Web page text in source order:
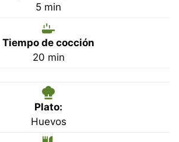
5minutos
min
Tiempo de cocción
20minutos
min
Plato:
Huevos